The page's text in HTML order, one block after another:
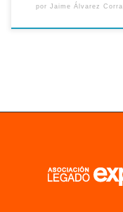
por Jaime Álvarez Corral